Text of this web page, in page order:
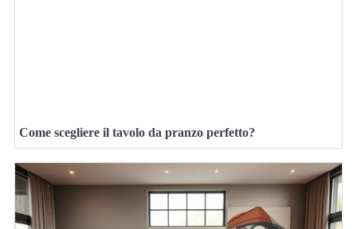
Come scegliere il tavolo da pranzo perfetto?